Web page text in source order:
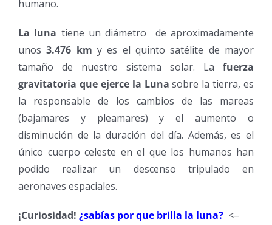
humano.
La luna tiene un diámetro de aproximadamente
unos3.476 km y es el quinto satélite de mayor
tamaño de nuestro sistema solar. La fuerza
gravitatoria que ejerce la Luna sobre la tierra, es
la responsable de los cambios de las mareas
(bajamares y pleamares) y el aumento o
disminución de la duración del día. Además, es el
único cuerpo celeste en el que los humanos han
podido realizar un descenso tripulado en
aeronaves espaciales.
¡Curiosidad! ¿sabías por que brilla la luna? <–